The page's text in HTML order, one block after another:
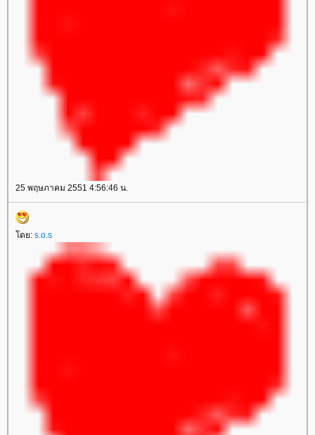
25 พฤษภาคม 2551 4:56:46 น.
ดย: s.o.s